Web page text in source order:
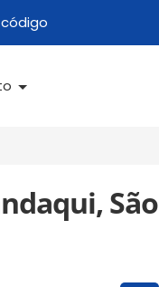
São